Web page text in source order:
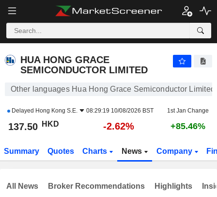
HUA HONG GRACE
SEMICONDUCTOR LIMITED
Other languages Hua Hong Grace Semiconductor Limited
Delayed Hong Kong S.E. 08:29:19 10/08/2026 BST 1st Jan Change
137.50 HKD -2.62% +85.46%
Summary Quotes Charts News Company
All News Broker Recommendations Highlights